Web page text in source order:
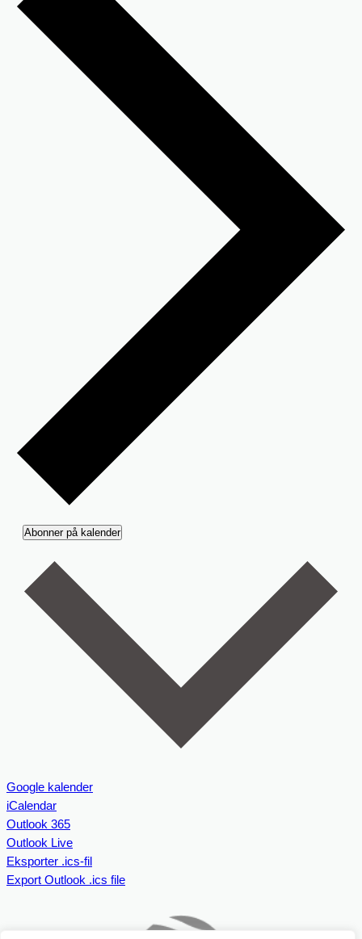
Abonner på kalender
Google kalender
iCalendar
Outlook 365
Outlook Live
Eksporter .ics-fil
Export Outlook .ics file